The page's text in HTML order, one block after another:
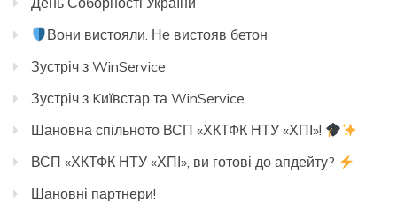
Вони вистояли. Не вистояв бетон
Зустріч з WinService
Зустріч з Kиївстар та WinService
Шановна спільното ВСП «ХКТФК НТУ «ХПІ»!
ВСП «ХКТФК НТУ «ХПІ», ви готові до апдейту?
Шановні партнери!